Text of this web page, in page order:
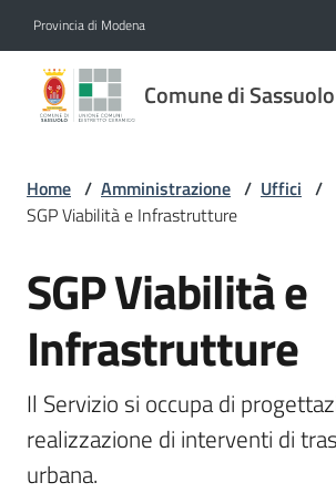
Provincia di Modena
Comune di Sassuolo
Comune
di
Novità
Servizi
Vivere
Sassuolo
Home / Amministrazione / Uffici /
SGP Viabilità e Infrastrutture
Salta al contenuto
SGP Viabilità e
Infrastrutture
Il Servizio si occupa di
realizzazione di interventi di
urbana.